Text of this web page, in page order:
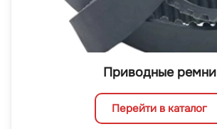
Приводные ремни
Перейти в каталог